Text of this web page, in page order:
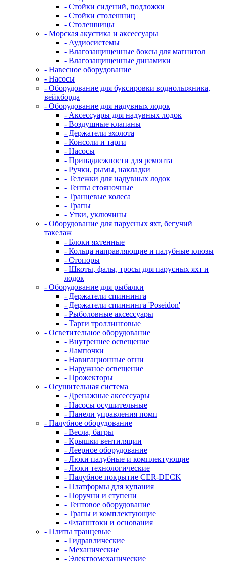
- Стойки сидений, подложки
- Стойки столешниц
- Столешницы
- Морская акустика и аксессуары
- Аудиосистемы
- Влагозащищенные боксы для магнитол
- Влагозащищенные динамики
- Навесное оборудование
- Насосы
- Оборудование для буксировки воднолыжника,
вейкборда
- Оборудование для надувных лодок
- Аксессуары для надувных лодок
- Воздушные клапаны
- Держатели эхолота
- Консоли и тарги
- Насосы
- Принадлежности для ремонта
- Ручки, рымы, накладки
- Тележки для надувных лодок
- Тенты стояночные
- Транцевые колеса
- Трапы
- Утки, уключины
- Оборудование для парусных яхт, бегучий
такелаж
- Блоки яхтенные
- Кольца направляющие и палубные клюзы
- Стопоры
- Шкоты, фалы, тросы для парусных яхт и
лодок
- Оборудование для рыбалки
- Держатели спиннинга
- Держатели спиннинга 'Poseidon'
- Рыболовные аксессуары
- Тарги троллинговые
- Осветительное оборудование
- Внутреннее освещение
- Лампочки
- Навигационные огни
- Наружное освещение
- Прожекторы
- Осушительная система
- Дренажные аксессуары
- Насосы осушительные
- Панели управления помп
- Палубное оборудование
- Весла, багры
- Крышки вентиляции
- Леерное оборудование
- Люки палубные и комплектующие
- Люки технологические
- Палубное покрытие CER-DECK
- Платформы для купания
- Поручни и ступени
- Тентовое оборудование
- Трапы и комплектующие
- Флагштоки и основания
- Плиты транцевые
- Гидравлические
- Механические
- Электромеханические